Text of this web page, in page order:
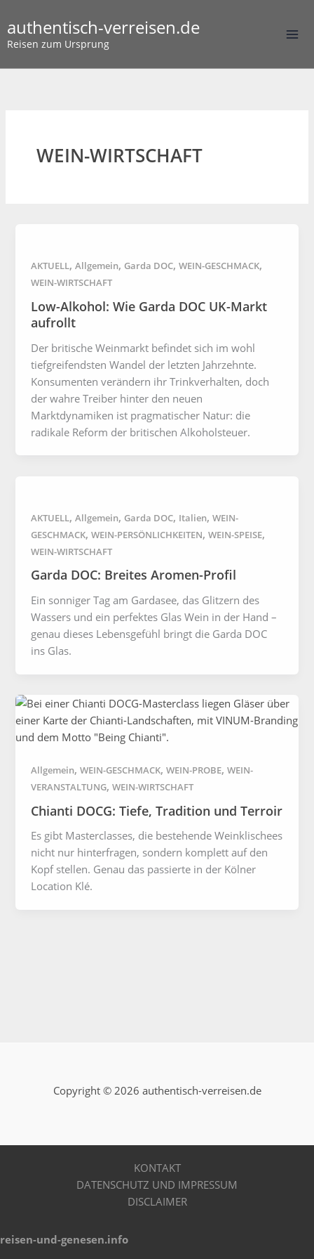
Inhalt
springen
authentisch-verreisen.de
Reisen zum Ursprung
WEIN-WIRTSCHAFT
AKTUELL,Allgemein, Garda DOC,WEIN-GESCHMACK,
WEIN-WIRTSCHAFT
Low-Alkohol: Wie Garda DOC UK-Markt
aufrollt
Der britische Weinmarkt befindet sich im wohl
tiefgreifendsten Wandel der letzten Jahrzehnte.
Konsumenten verändern ihr Trinkverhalten, doch
der wahre Treiber hinter den neuen
Marktdynamiken ist pragmatischer Natur: die
radikale Reform der britischen Alkoholsteuer.
AKTUELL,Allgemein, Garda DOC, Italien,WEIN-
GESCHMACK,WEIN-PERSÖNLICHKEITEN,WEIN-SPEISE,
WEIN-WIRTSCHAFT
Garda DOC: Breites Aromen-Profil
Ein sonniger Tag am Gardasee, das Glitzern des
Wassers und ein perfektes Glas Wein in der Hand –
genau dieses Lebensgefühl bringt die Garda DOC
ins Glas.
Allgemein,WEIN-GESCHMACK,WEIN-PROBE,WEIN-
VERANSTALTUNG,WEIN-WIRTSCHAFT
Chianti DOCG: Tiefe, Tradition und Terroir
Es gibt Masterclasses, die bestehende Weinklischees
nicht nur hinterfragen, sondern komplett auf den
Kopf stellen. Genau das passierte in der Kölner
Location Klé.
Copyright © 2026 authentisch-verreisen.de
KONTAKT
DATENSCHUTZ UND IMPRESSUM
DISCLAIMER
reisen-und-genesen.info